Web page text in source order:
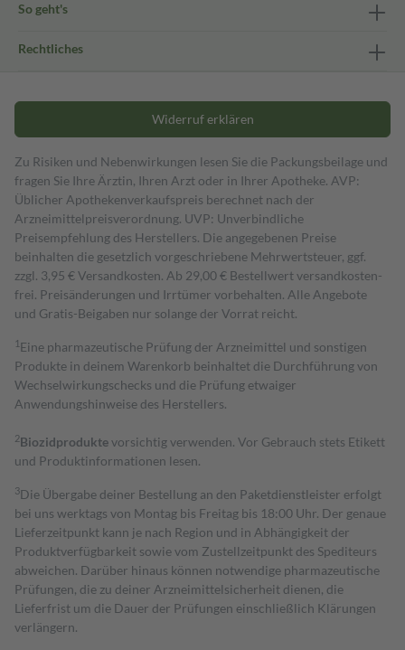
So geht's
Rechtliches
Widerruf erklären
Zu Risiken und Nebenwirkungen lesen Sie die Packungsbeilage und
fragen Sie Ihre Ärztin, Ihren Arzt oder in Ihrer Apotheke. AVP:
Üblicher Apothekenverkaufspreis berechnet nach der
Arzneimittelpreisverordnung. UVP: Unverbindliche
Preisempfehlung des Herstellers. Die angegebenen Preise
beinhalten die gesetzlich vorgeschriebene Mehrwertsteuer, ggf.
zzgl. 3,95 € Versandkosten. Ab 29,00 € Bestell­wert versand­kosten­
frei. Preisänderungen und Irrtümer vorbehalten. Alle Angebote
und Gratis-Beigaben nur solange der Vorrat reicht.
1 Eine pharmazeutische Prüfung der Arzneimittel und sonstigen
Produkte in deinem Warenkorb beinhaltet die Durchführung von
Wechselwirkungschecks und die Prüfung etwaiger
Anwendungshinweise des Herstellers.
2Biozidproduktevorsichtig verwenden. Vor Gebrauch stets Etikett
und Produktinformationen lesen.
3Die Übergabe deiner Bestellung an den Paketdienstleister erfolgt
bei uns werktags von Montag bis Freitag bis 18:00 Uhr. Der genaue
Lieferzeitpunkt kann je nach Region und in Abhängigkeit der
Produktverfügbarkeit sowie vom Zustellzeitpunkt des Spediteurs
abweichen. Darüber hinaus können notwendige pharmazeutische
Prüfungen, die zu deiner Arzneimittelsicherheit dienen, die
Lieferfrist um die Dauer der Prüfungen einschließlich Klärungen
verlängern.